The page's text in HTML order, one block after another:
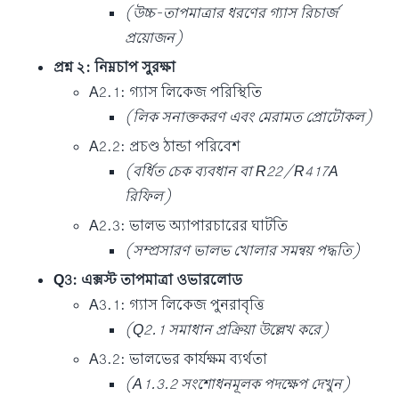
(উচ্চ-তাপমাত্রার ধরণের গ্যাস রিচার্জ
প্রয়োজন)
প্রশ্ন ২: নিম্নচাপ সুরক্ষা
A2.1: গ্যাস লিকেজ পরিস্থিতি
(লিক সনাক্তকরণ এবং মেরামত প্রোটোকল)
A2.2: প্রচণ্ড ঠান্ডা পরিবেশ
(বর্ধিত চেক ব্যবধান বা R22/R417A
রিফিল)
A2.3: ভালভ অ্যাপারচারের ঘাটতি
(সম্প্রসারণ ভালভ খোলার সমন্বয় পদ্ধতি)
Q3: এক্সস্ট তাপমাত্রা ওভারলোড
A3.1: গ্যাস লিকেজ পুনরাবৃত্তি
(Q2.1 সমাধান প্রক্রিয়া উল্লেখ করে)
A3.2: ভালভের কার্যক্ষম ব্যর্থতা
(A1.3.2 সংশোধনমূলক পদক্ষেপ দেখুন)